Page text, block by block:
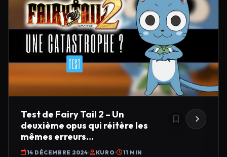
Test de Fairy Tail 2 – Un
deuxième opus qui réitère les
mêmes erreurs…
14 DÉCEMBRE 2024 KURO 11 MIN